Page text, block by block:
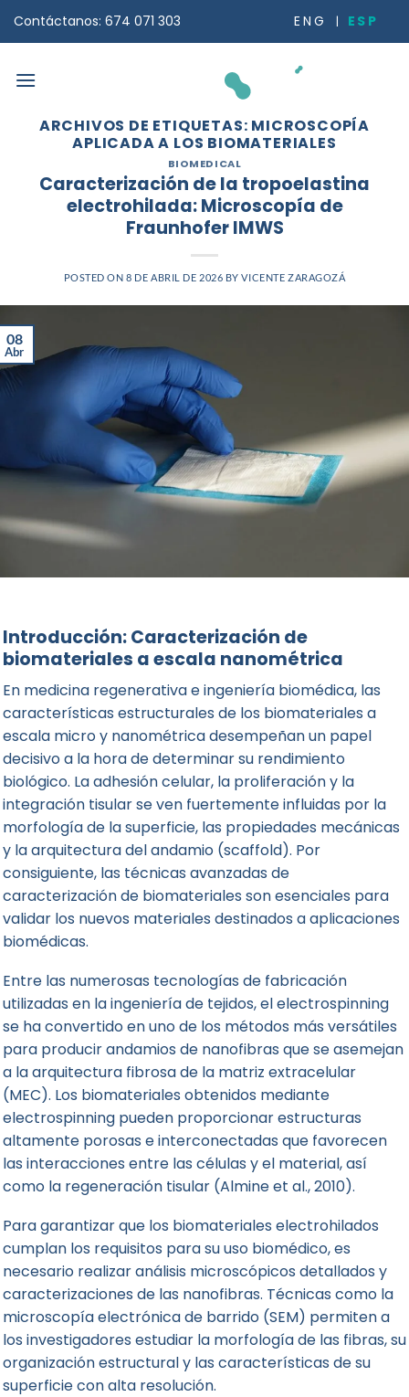
Contáctanos: 674 071 303 ENG ESP
ARCHIVOS DE ETIQUETAS: MICROSCOPÍA
APLICADA A LOS BIOMATERIALES
BIOMEDICAL
Caracterización de la tropoelastina
electrohilada: Microscopía de
Fraunhofer IMWS
POSTED ON8 DE ABRIL DE 2026 BYVICENTE ZARAGOZÁ
08
Abr
Introducción: Caracterización de
biomateriales a escala nanométrica
En medicina regenerativa e ingeniería biomédica, las
características estructurales de los biomateriales a
escala micro y nanométrica desempeñan un papel
decisivo a la hora de determinar su rendimiento
biológico. La adhesión celular, la proliferación y la
integración tisular se ven fuertemente influidas por la
morfología de la superficie, las propiedades mecánicas
y la arquitectura del andamio (scaffold). Por
consiguiente, las técnicas avanzadas de
caracterización de biomateriales son esenciales para
validar los nuevos materiales destinados aaplicaciones
biomédicas.
Entre las numerosas tecnologías de fabricación
utilizadas en la ingeniería de tejidos, el electrospinning
se ha convertido en uno de los métodos más versátiles
para producir andamios de nanofibras que se asemejan
a la arquitectura fibrosa de la matriz extracelular
(MEC). Los biomateriales obtenidos mediante
electrospinning pueden proporcionar estructuras
altamente porosas e interconectadas que favorecen
las interacciones entre las células y el material, así
como la regeneración tisular (Almine et al., 2010).
Para garantizar que los biomateriales electrohilados
cumplan los requisitos para su uso biomédico, es
necesario realizar análisis microscópicos detallados y
caracterizaciones de las nanofibras. Técnicas como la
microscopía electrónica de barrido (SEM) permiten a
los investigadores estudiar la morfología de las fibras, su
organización estructural y las características de su
superficie con alta resolución.